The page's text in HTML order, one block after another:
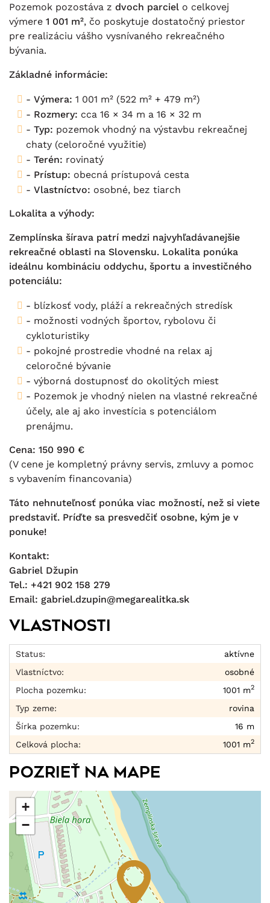
Pozemok pozostáva z dvoch parciel o celkovej
výmere 1 001 m², čo poskytuje dostatočný priestor
pre realizáciu vášho vysnívaného rekreačného
bývania.
Základné informácie:
- Výmera: 1 001 m² (522 m² + 479 m²)
- Rozmery: cca 16 × 34 m a 16 × 32 m
- Typ: pozemok vhodný na výstavbu rekreačnej
chaty (celoročné využitie)
- Terén: rovinatý
- Prístup: obecná prístupová cesta
- Vlastníctvo: osobné, bez tiarch
Lokalita a výhody:
Zemplínska šírava patrí medzi najvyhľadávanejšie
rekreačné oblasti na Slovensku. Lokalita ponúka
ideálnu kombináciu oddychu, športu a investičného
potenciálu:
- blízkosť vody, pláží a rekreačných stredísk
- možnosti vodných športov, rybolovu či
cykloturistiky
- pokojné prostredie vhodné na relax aj
celoročné bývanie
- výborná dostupnosť do okolitých miest
- Pozemok je vhodný nielen na vlastné rekreačné
účely, ale aj ako investícia s potenciálom
prenájmu.
Cena: 150 990 €
(V cene je kompletný právny servis, zmluvy a pomoc
s vybavením financovania)
Táto nehnuteľnosť ponúka viac možností, než si viete
predstaviť. Príďte sa presvedčiť osobne, kým je v
ponuke!
Kontakt:
Gabriel Džupin
Tel.: +421 902 158 279
Email: gabriel.dzupin@megarealitka.sk
Vlastnosti
Status:
aktívne
Vlastníctvo:
osobné
Plocha pozemku:
1001 m2
Typ zeme:
rovina
Šírka pozemku:
16 m
Celková plocha:
1001 m2
Pozrieť na mape
+
−